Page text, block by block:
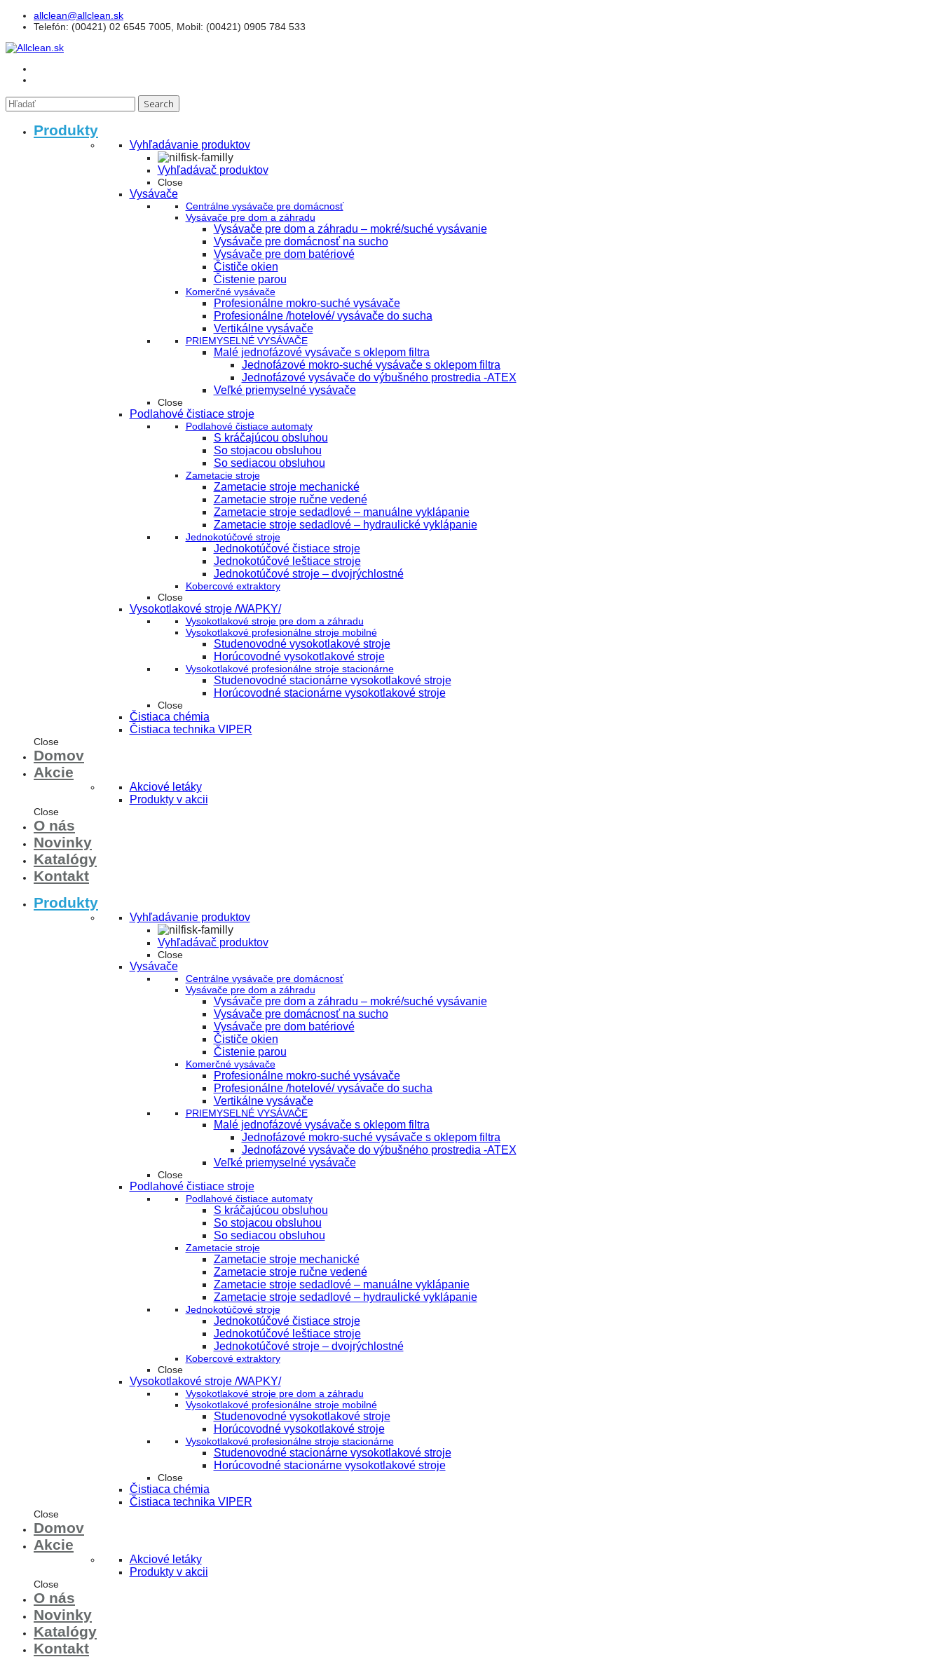
allclean@allclean.sk
Telefón: (00421) 02 6545 7005, Mobil: (00421) 0905 784 533
Produkty
Vyhľadávanie produktov
Vyhľadávač produktov
Close
Vysávače
Centrálne vysávače pre domácnosť
Vysávače pre dom a záhradu
Vysávače pre dom a záhradu – mokré/suché vysávanie
Vysávače pre domácnosť na sucho
Vysávače pre dom batériové
Čističe okien
Čistenie parou
Komerčné vysávače
Profesionálne mokro-suché vysávače
Profesionálne /hotelové/ vysávače do sucha
Vertikálne vysávače
PRIEMYSELNÉ VYSÁVAČE
Malé jednofázové vysávače s oklepom filtra
Jednofázové mokro-suché vysávače s oklepom filtra
Jednofázové vysávače do výbušného prostredia -ATEX
Veľké priemyselné vysávače
Close
Podlahové čistiace stroje
Podlahové čistiace automaty
S kráčajúcou obsluhou
So stojacou obsluhou
So sediacou obsluhou
Zametacie stroje
Zametacie stroje mechanické
Zametacie stroje ručne vedené
Zametacie stroje sedadlové – manuálne vyklápanie
Zametacie stroje sedadlové – hydraulické vyklápanie
Jednokotúčové stroje
Jednokotúčové čistiace stroje
Jednokotúčové leštiace stroje
Jednokotúčové stroje – dvojrýchlostné
Kobercové extraktory
Close
Vysokotlakové stroje /WAPKY/
Vysokotlakové stroje pre dom a záhradu
Vysokotlakové profesionálne stroje mobilné
Studenovodné vysokotlakové stroje
Horúcovodné vysokotlakové stroje
Vysokotlakové profesionálne stroje stacionárne
Studenovodné stacionárne vysokotlakové stroje
Horúcovodné stacionárne vysokotlakové stroje
Close
Čistiaca chémia
Čistiaca technika VIPER
Close
Domov
Akcie
Akciové letáky
Produkty v akcii
Close
O nás
Novinky
Katalógy
Kontakt
Produkty
Vyhľadávanie produktov
Vyhľadávač produktov
Close
Vysávače
Centrálne vysávače pre domácnosť
Vysávače pre dom a záhradu
Vysávače pre dom a záhradu – mokré/suché vysávanie
Vysávače pre domácnosť na sucho
Vysávače pre dom batériové
Čističe okien
Čistenie parou
Komerčné vysávače
Profesionálne mokro-suché vysávače
Profesionálne /hotelové/ vysávače do sucha
Vertikálne vysávače
PRIEMYSELNÉ VYSÁVAČE
Malé jednofázové vysávače s oklepom filtra
Jednofázové mokro-suché vysávače s oklepom filtra
Jednofázové vysávače do výbušného prostredia -ATEX
Veľké priemyselné vysávače
Close
Podlahové čistiace stroje
Podlahové čistiace automaty
S kráčajúcou obsluhou
So stojacou obsluhou
So sediacou obsluhou
Zametacie stroje
Zametacie stroje mechanické
Zametacie stroje ručne vedené
Zametacie stroje sedadlové – manuálne vyklápanie
Zametacie stroje sedadlové – hydraulické vyklápanie
Jednokotúčové stroje
Jednokotúčové čistiace stroje
Jednokotúčové leštiace stroje
Jednokotúčové stroje – dvojrýchlostné
Kobercové extraktory
Close
Vysokotlakové stroje /WAPKY/
Vysokotlakové stroje pre dom a záhradu
Vysokotlakové profesionálne stroje mobilné
Studenovodné vysokotlakové stroje
Horúcovodné vysokotlakové stroje
Vysokotlakové profesionálne stroje stacionárne
Studenovodné stacionárne vysokotlakové stroje
Horúcovodné stacionárne vysokotlakové stroje
Close
Čistiaca chémia
Čistiaca technika VIPER
Close
Domov
Akcie
Akciové letáky
Produkty v akcii
Close
O nás
Novinky
Katalógy
Kontakt